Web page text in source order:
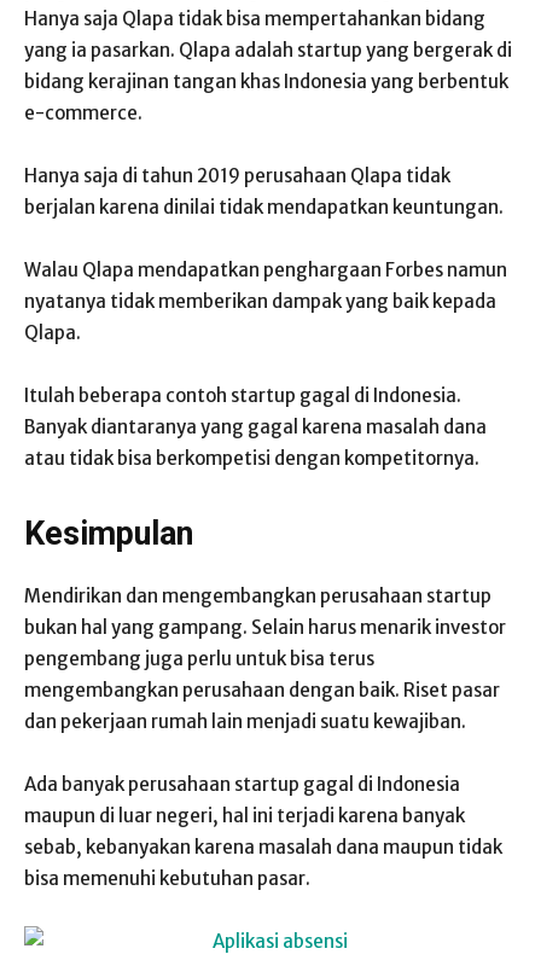
Hanya saja Qlapa tidak bisa mempertahankan bidang
yang ia pasarkan. Qlapa adalah startup yang bergerak di
bidang kerajinan tangan khas Indonesia yang berbentuk
e-commerce.
Hanya saja di tahun 2019 perusahaan Qlapa tidak
berjalan karena dinilai tidak mendapatkan keuntungan.
Walau Qlapa mendapatkan penghargaan Forbes namun
nyatanya tidak memberikan dampak yang baik kepada
Qlapa.
Itulah beberapa contoh startup gagal di Indonesia.
Banyak diantaranya yang gagal karena masalah dana
atau tidak bisa berkompetisi dengan kompetitornya.
Kesimpulan
Mendirikan dan mengembangkan perusahaan startup
bukan hal yang gampang. Selain harus menarik investor
pengembang juga perlu untuk bisa terus
mengembangkan perusahaan dengan baik. Riset pasar
dan pekerjaan rumah lain menjadi suatu kewajiban.
Ada banyak perusahaan startup gagal di Indonesia
maupun di luar negeri, hal ini terjadi karena banyak
sebab, kebanyakan karena masalah dana maupun tidak
bisa memenuhi kebutuhan pasar.